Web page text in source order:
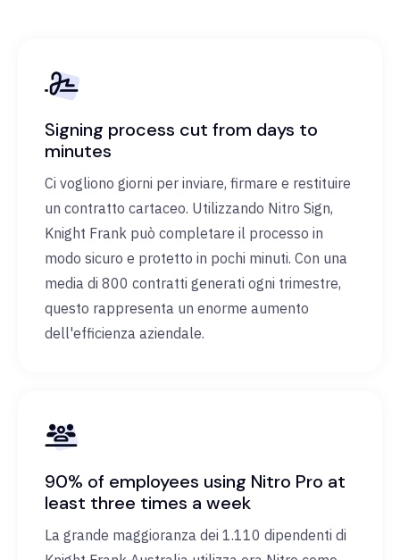
Signing process cut from days to
minutes
Ci vogliono giorni per inviare, firmare e restituire
un contratto cartaceo. Utilizzando Nitro Sign,
Knight Frank può completare il processo in
modo sicuro e protetto in pochi minuti. Con una
media di 800 contratti generati ogni trimestre,
questo rappresenta un enorme aumento
dell'efficienza aziendale.
90% of employees using Nitro Pro at
least three times a week
La grande maggioranza dei 1.110 dipendenti di